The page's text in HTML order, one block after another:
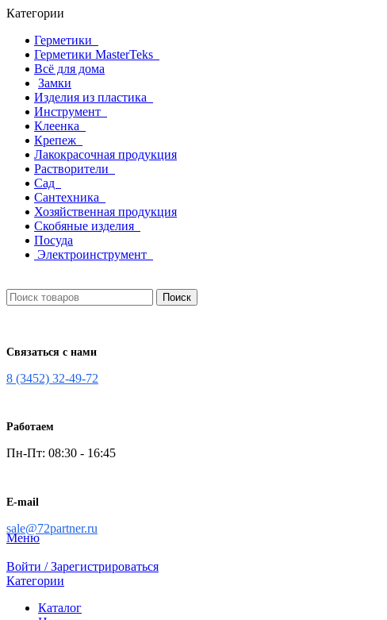
Категории
Герметики
Герметики MasterTeks
Всё для дома
Замки
Изделия из пластика
Инструмент
Клеенка
Крепеж
Лакокрасочная продукция
Растворители
Сад
Сантехника
Хозяйственная продукция
Скобяные изделия
Посуда
Электроинструмент
Поиск
Связаться с нами
8 (3452) 32-49-72
Работаем
Пн-Пт: 08:30 - 16:45
E-mail
sale@72partner.ru
Меню
Войти / Зарегистрироваться
Категории
Каталог